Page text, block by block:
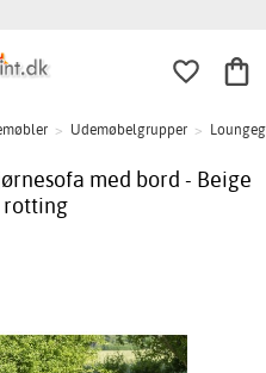
> Udemøbelgrupper >
med bord - Beige
rotting